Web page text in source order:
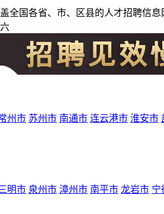
全国各省、市、区县的人才招聘信
州市 苏州市 南通市 连云港市 淮安市
明市 泉州市 漳州市 南平市 龙岩市 宁